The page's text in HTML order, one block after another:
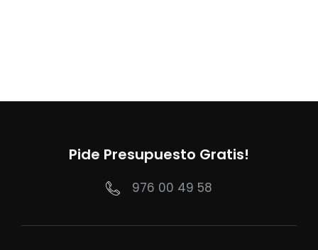
Pide Presupuesto Gratis!
976 00 49 58